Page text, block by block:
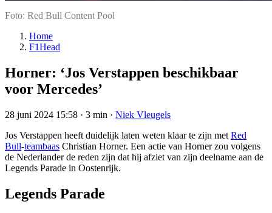
Foto: Red Bull Content Pool
Home
F1Head
Horner: ‘Jos Verstappen beschikbaar
voor Mercedes’
28 juni 2024 15:58 · 3 min · Niek Vleugels
Jos Verstappen heeft duidelijk laten weten klaar te zijn met Red
Bull-teambaas Christian Horner. Een actie van Horner zou volgens
de Nederlander de reden zijn dat hij afziet van zijn deelname aan de
Legends Parade in Oostenrijk.
Legends Parade